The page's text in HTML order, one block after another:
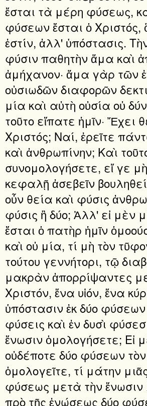
ἔσται τὰ μέρη φύσεως,
φύσεων ἔσται ὁ Χριστός,
ἐστίν, ἀλλ' ὑπόστασις.
φύσιν παθητὴν ἅμα καὶ
ἀμήχανον· ἅμα γὰρ τῶν
οὐσιωδῶν διαφορῶν
μία καὶ αὐτὴ οὐσία οὐ
τοῦτο εἴπατε ἡμῖν· Ἔχει
Χριστός; Ναί, ἐρεῖτε
καὶ ἀνθρωπίνην; Καὶ
συνομολογήσετε, εἴ γε
κεφαλῇ ἀσεβεῖν
οὖν θεία καὶ φύσις
φύσις ἢ δύο; Ἀλλ' εἰ μὲν
ἔσται ὁ πατὴρ ἡμῖν
καὶ οὐ μία, τί μὴ τὸν
τούτου γεννήτορι, τῷ
μακρὰν ἀπορρίψαντες
Χριστόν, ἕνα υἱόν, ἕνα
ὑπόστασιν ἐκ δύο φύσεων
φύσεις καὶ ἐν δυσὶ
ἕνωσιν ὁμολογήσετε; Εἰ
οὐδέποτε δύο φύσεων
ὁμολογεῖτε, τί μάτην
φύσεως μετὰ τὴν ἕνωσιν
πρὸ τῆς ἑνώσεως δύο